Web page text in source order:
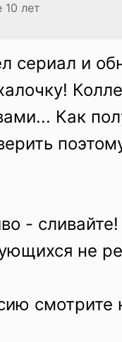
лет
сериал и
Как
- сливайте!
не
смотрите